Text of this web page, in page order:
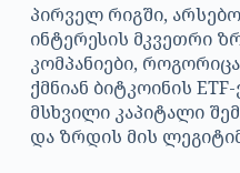
პირველ რიგში,
ინტერესის მკვეთრი
კომპანიები,
ქმნიან ბიტკოინის
მსხვილი კაპიტალი
და ზრდის მის